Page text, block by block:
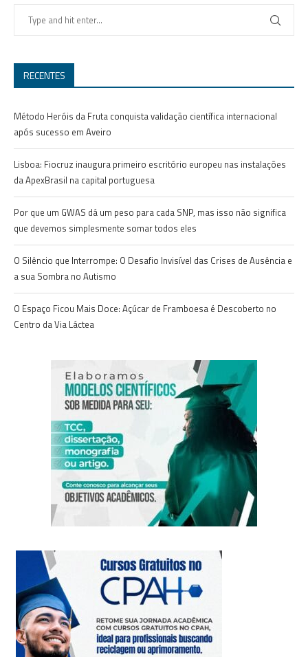
RECENTES
Método Heróis da Fruta conquista validação científica internacional
após sucesso em Aveiro
Lisboa: Fiocruz inaugura primeiro escritório europeu nas instalações
da ApexBrasil na capital portuguesa
Por que um GWAS dá um peso para cada SNP, mas isso não significa
que devemos simplesmente somar todos eles
O Silêncio que Interrompe: O Desafio Invisível das Crises de Ausência e
a sua Sombra no Autismo
O Espaço Ficou Mais Doce: Açúcar de Framboesa é Descoberto no
Centro da Via Láctea